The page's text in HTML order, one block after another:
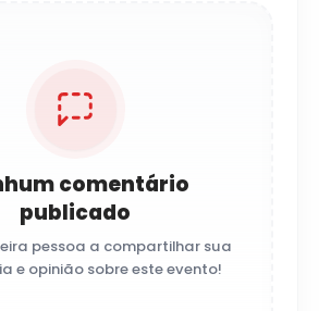
comentário
publicado
pessoa a compartilhar sua
e opinião sobre este evento!